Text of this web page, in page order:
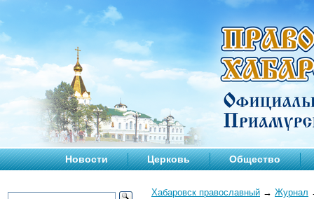
Новости Церковь Общество
Хабаровск православный → Журнал